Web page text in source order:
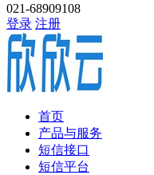
021-68909108
登录 注册
首页
产品与服务
短信接口
短信平台